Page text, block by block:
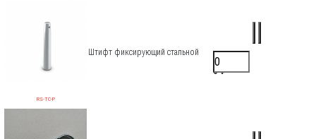
RS-TC-P
Штифт фиксирующий стальной
170 ₽/шт.
0 ₽